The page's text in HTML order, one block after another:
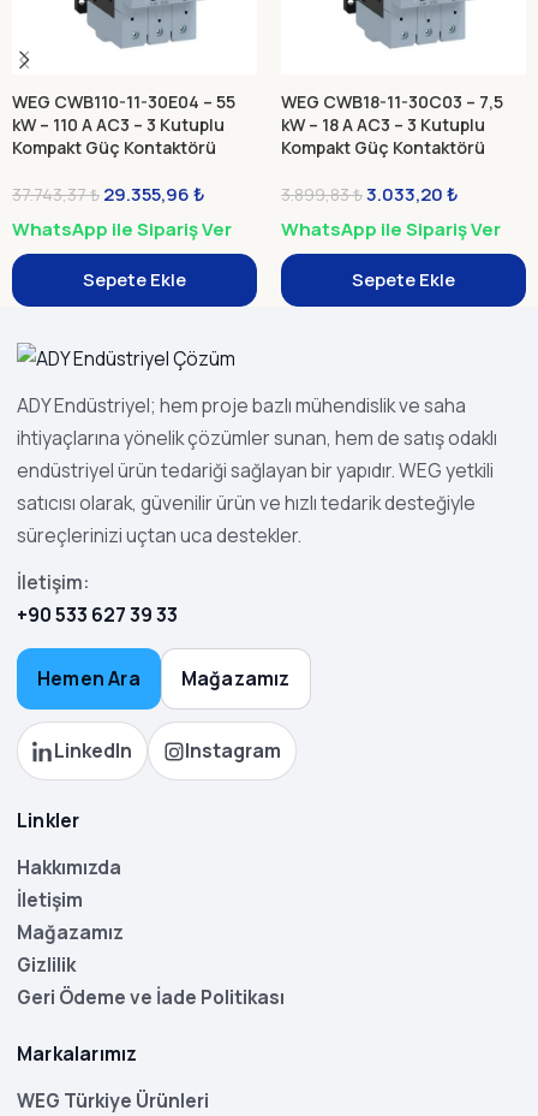
WEG CWB110-11-30E04 – 55
kW – 110 A AC3 – 3 Kutuplu
Kompakt Güç Kontaktörü
37.743,37₺ 29.355,96₺
WhatsApp ile Sipariş Ver
Sepete Ekle
WEG CWB18-11-30C03 – 7,5
kW – 18 A AC3 – 3 Kutuplu
Kompakt Güç Kontaktörü
3.899,83₺3.033,20₺
WhatsApp ile Sipariş Ver
Sepete Ekle
ADY Endüstriyel; hem proje bazlı mühendislik ve saha
ihtiyaçlarına yönelik çözümler sunan, hem de satış odaklı
endüstriyel ürün tedariği sağlayan bir yapıdır. WEG yetkili
satıcısı olarak, güvenilir ürün ve hızlı tedarik desteğiyle
süreçlerinizi uçtan uca destekler.
İletişim:
+90 533 627 39 33
Hemen Ara Mağazamız
LinkedIn Instagram
Linkler
Hakkımızda
İletişim
Mağazamız
Gizlilik
Geri Ödeme ve İade Politikası
Markalarımız
WEG Türkiye Ürünleri